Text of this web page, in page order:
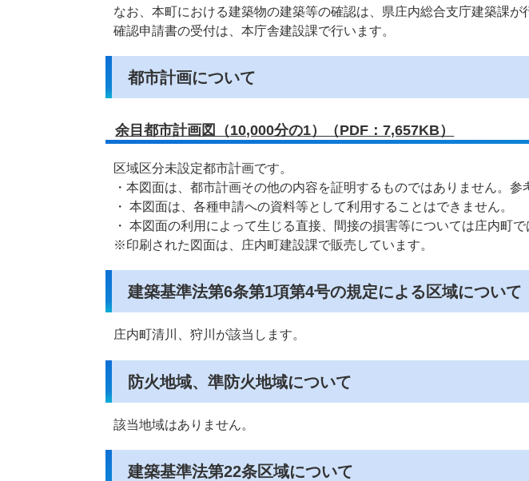
なお、本町における建築物の建築等の確認は、県庄内総合支庁建築課が
確認申請書の受付は、本庁舎建設課で行います。
都市計画について
余目都市計画図（10,000分の1）（PDF：7,657KB）
区域区分未設定都市計画です。
・本図面は、都市計画その他の内容を証明するものではありません。参
・ 本図面は、各種申請への資料等として利用することはできません。
・ 本図面の利用によって生じる直接、間接の損害等については庄内町で
※印刷された図面は、庄内町建設課で販売しています。
建築基準法第6条第1項第4号の規定による区域について
庄内町清川、狩川が該当します。
防火地域、準防火地域について
該当地域はありません。
建築基準法第22条区域について